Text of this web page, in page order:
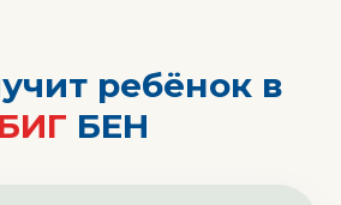
ребёнок в
БИГ БЕН